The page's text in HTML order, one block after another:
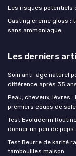
Les risques potentiels
Casting creme gloss :
sans ammoniaque
Les derniers
Soin anti-âge naturel
différence après 35
Peau, cheveux, lèvres
premiers coups de
Test Evoluderm
donner un peu de
Test Beurre de karité
tambouilles maison